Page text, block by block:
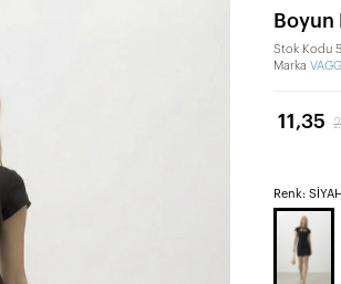
Boyun
Stok Kodu
Marka
11,35
Renk: SİYAH